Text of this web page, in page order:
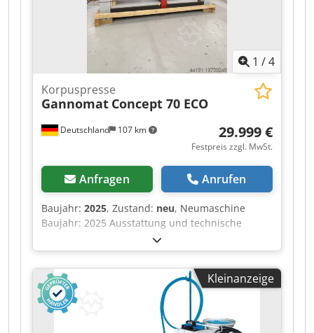
1 /4
Deutschland 107 km
Korpuspresse
Gannomat Concept 70 ECO
29.999 €
Festpreis zzgl. MwSt.
Anfragen Anrufen
Baujahr: 2025, Zustand: neu, Neumaschine
Baujahr: 2025 Ausstattung und technische
Daten: komplett in Standardausführung mit:
Stabiler, verwindungsfreier Rahmen aus Stahl,
in Schweiß- und Schraubkonstruktion Lamellen-
Pressbalken OBEN mit 6 Elementen, Lamellen-
Pressbalken SEITLICH mit 5 Elementen Lamellen-
Pressbalken mit praxisbewährtem
Toleranzausgleich (System Ganner) für dicht
Kleinanzeige